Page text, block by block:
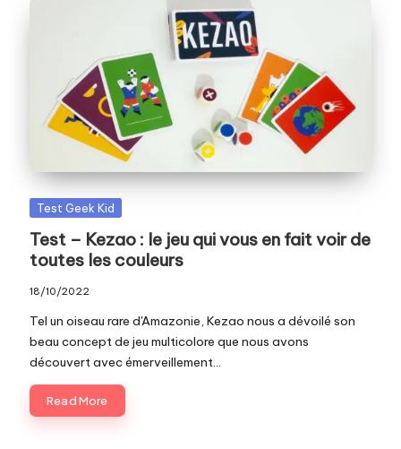
c
m
Posted
Test Geek Kid
Test – Kezao : le jeu qui vous en fait voir de
toutes les couleurs
18/10/2022
Tel un oiseau rare d'Amazonie, Kezao nous a dévoilé son
beau concept de jeu multicolore que nous avons
découvert avec émerveillement...
Read More